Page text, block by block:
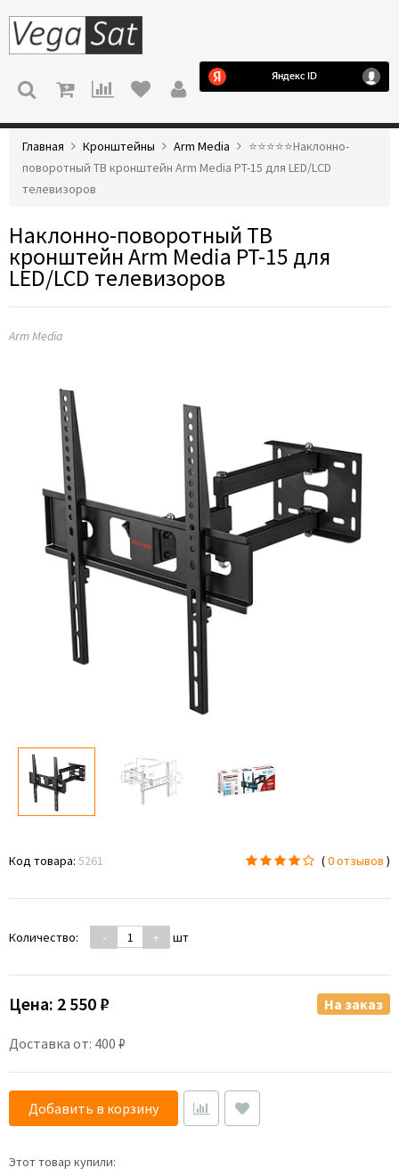
МЕНЮ
Главная Кронштейны Arm Media
⭐️⭐️⭐️⭐️⭐️Наклонно-
поворотный ТВ кронштейн Arm Media PT-15 для LED/LCD
телевизоров
Наклонно-поворотный ТВ
кронштейн Arm Media PT-15 для
LED/LCD телевизоров
Arm Media
Код товара: 5261 (0 отзывов )
Количество: - + шт
Цена: 2 550 ₽
Доставка от: 400 ₽
На заказ
Добавить в корзину
Этот товар купили: